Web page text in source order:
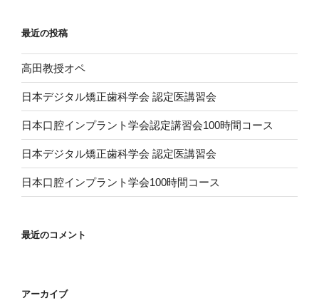
最近の投稿
高田教授オペ
日本デジタル矯正歯科学会 認定医講習会
日本口腔インプラント学会認定講習会100時間コース
日本デジタル矯正歯科学会 認定医講習会
日本口腔インプラント学会100時間コース
最近のコメント
アーカイブ